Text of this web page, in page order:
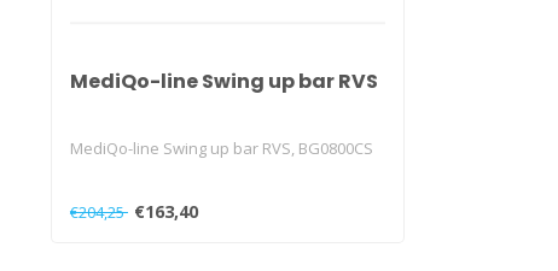
MediQo-line Swing up bar RVS
MediQo-line Swing up bar RVS, BG0800CS
€204,25 €163,40